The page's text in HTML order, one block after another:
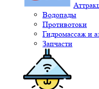
Водопады
Противотоки
Гидромассаж и
Запчасти